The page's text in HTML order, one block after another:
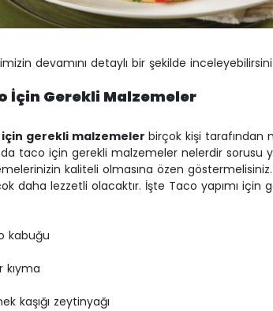
devamını detaylı bir şekilde
İçin Gerekli Malzemeler
gerekli malzemeler birçok kişi tarafından
taco için gerekli malzemeler nelerdir sorusu
kaliteli olmasına özen
daha lezzetli olacaktır. İşte Taco yapımı için
kabuğu
kıyma
kaşığı zeytinyağı